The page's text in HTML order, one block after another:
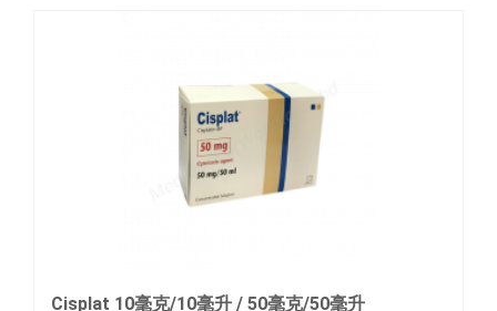
Cisplat 10毫克/10毫升 / 50毫克/50毫升